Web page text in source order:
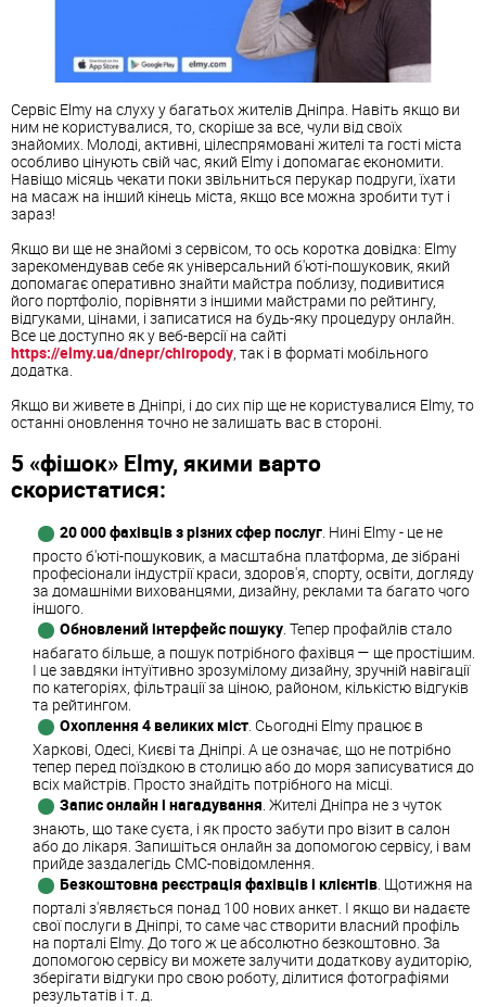
Сервіс Elmy на слуху у багатьох жителів Дніпра. Навіть якщо ви
ним не користувалися, то, скоріше за все, чули від своїх
знайомих. Молоді, активні, цілеспрямовані жителі та гості міста
особливо цінують свій час, який Elmy і допомагає економити.
Навіщо місяць чекати поки звільниться перукар подруги, їхати
на масаж на інший кінець міста, якщо все можна зробити тут і
зараз!
Якщо ви ще не знайомі з сервісом, то ось коротка довідка: Elmy
зарекомендував себе як універсальний б'юті-пошуковик, який
допомагає оперативно знайти майстра поблизу, подивитися
його портфоліо, порівняти з іншими майстрами по рейтингу,
відгуками, цінами, і записатися на будь-яку процедуру онлайн.
Все це доступно як у веб-версії на сайті
https://elmy.ua/dnepr/chiropody , так і в форматі мобільного
додатка.
Якщо ви живете в Дніпрі, і до сих пір ще не користувалися Elmy, то
останні оновлення точно не залишать вас в стороні.
5 «фішок» Elmy, якими варто
скористатися:
20 000 фахівців з різних сфер послуг. Нині Elmy - це не
просто б'юті-пошуковик, а масштабна платформа, де зібрані
професіонали індустрії краси, здоров'я, спорту, освіти, догляду
за домашніми вихованцями, дизайну, реклами та багато чого
іншого.
Обновлений інтерфейс пошуку. Тепер профайлів стало
набагато більше, а пошук потрібного фахівця — ще простішим.
І це завдяки інтуїтивно зрозумілому дизайну, зручній навігації
по категоріях, фільтрації за ціною, районом, кількістю відгуків
та рейтингом.
Охоплення 4 великих міст. Сьогодні Elmy працює в
Харкові, Одесі, Києві та Дніпрі. А це означає, що не потрібно
тепер перед поїздкою в столицю або до моря записуватися до
всіх майстрів. Просто знайдіть потрібного на місці.
Запис онлайн і нагадування. Жителі Дніпра не з чуток
знають, що таке суєта, і як просто забути про візит в салон
або до лікаря. Запишіться онлайн за допомогою сервісу, і вам
прийде заздалегідь СМС-повідомлення.
Безкоштовна реєстрація фахівців і клієнтів. Щотижня на
порталі з'являється понад 100 нових анкет. І якщо ви надаєте
свої послуги в Дніпрі, то саме час створити власний профіль
на порталі Elmy. До того ж це абсолютно безкоштовно. За
допомогою сервісу ви можете залучити додаткову аудиторію,
зберігати відгуки про свою роботу, ділитися фотографіями
результатів і т. д.